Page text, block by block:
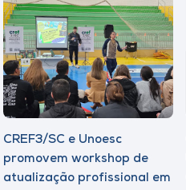
CREF3/SC e Unoesc
promovem workshop de
atualização profissional em